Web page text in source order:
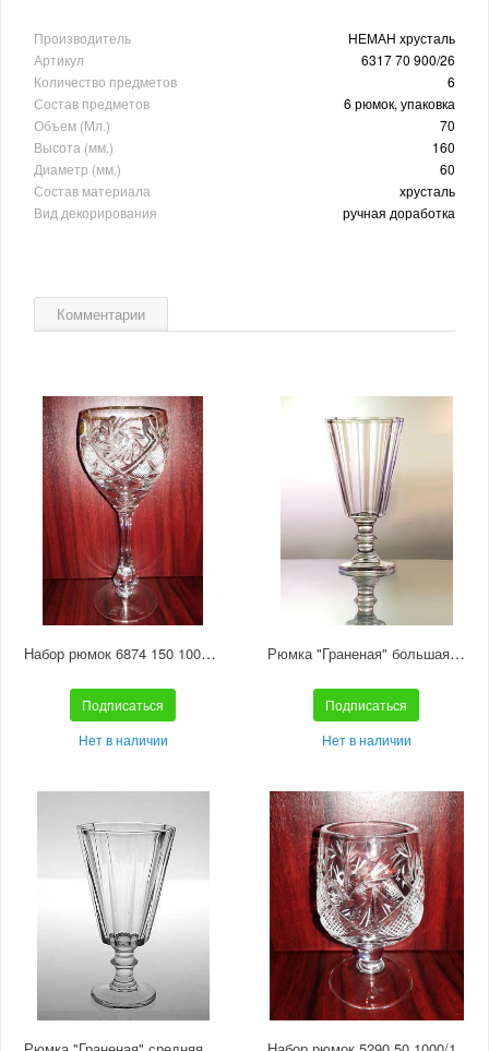
Производитель
НЕМАН хрусталь
Артикул
6317 70 900/26
Количество предметов
6
Состав предметов
6 рюмок, упаковка
Объем (Мл.)
70
Высота (мм.)
160
Диаметр (мм.)
60
Состав материала
хрусталь
Вид декорирования
ручная доработка
Комментарии
Набор рюмок 6874 150 1000/1 отводка золотом
Подписаться
Нет в наличии
Рюмка "Граненая" большая С568
Подписаться
Нет в наличии